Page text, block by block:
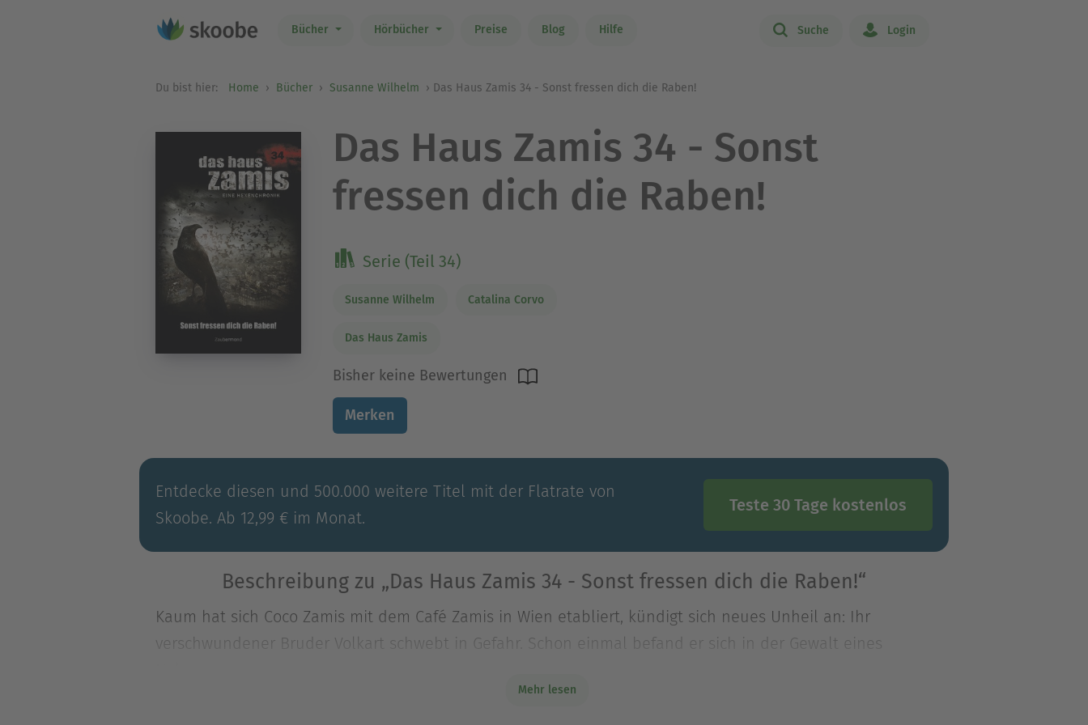
Bücher Hörbücher Preise Blog Hilfe Suche Login
Du bist hier: Home Bücher Susanne Wilhelm Das Haus Zamis 34 - Sonst fressen dich die Raben!
Das Haus Zamis 34 - Sonst
fressen dich die Raben!
Serie (Teil 34)
Susanne Wilhelm Catalina Corvo
Das Haus Zamis
Bisher keine Bewertungen
Merken
Entdecke diesen und 500.000 weitere Titel mit der Flatrate von
Skoobe. Ab 12,99 € im Monat.
Teste 30 Tage kostenlos
Beschreibung zu „Das Haus Zamis 34 - Sonst fressen dich die Raben!“
Kaum hat sich Coco Zamis mit dem Café Zamis in Wien etabliert, kündigt sich neues Unheil an: Ihr
verschwundener Bruder Volkart schwebt in Gefahr. Schon einmal befand er sich in der Gewalt eines
Kaum hat sich Coco Zamis mit dem Café Zamis in Wien etabliert, kündigt sich neues Unheil an: Ihr
Mehr lesen